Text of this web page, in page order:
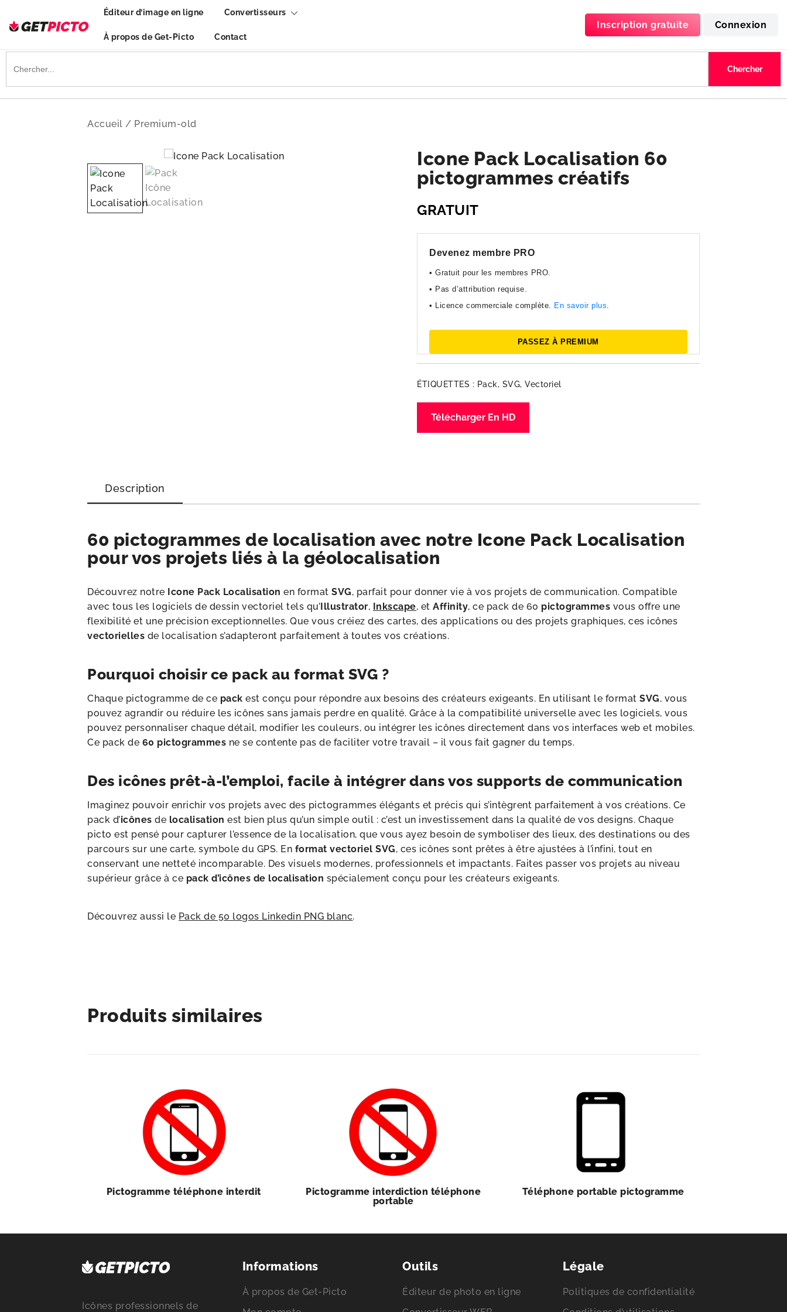
Picto gratuit pour tous vos projets créatifs
Éditeur d’image en ligne Convertisseurs
À propos de Get-Picto Contact
Inscription gratuite Connexion
Search
for:
Accueil / Premium-old
Icone Pack Localisation 60
pictogrammes créatifs
GRATUIT
Devenez membre PRO
• Gratuit pour les membres PRO.
• Pas d’attribution requise.
• Licence commerciale complète. En savoir plus.
PASSEZ À PREMIUM
ÉTIQUETTES : Pack, SVG, Vectoriel
Télécharger En HD
Description
60 pictogrammes de localisation avec notre Icone Pack Localisation
pour vos projets liés à la géolocalisation
Découvrez notre Icone Pack Localisation en formatSVG, parfait pour donner vie à vos projets de communication. Compatible
avec tous les logiciels de dessin vectoriel tels qu’Illustrator, Inkscape, etAffinity, ce pack de 60 pictogrammes vous offre une
flexibilité et une précision exceptionnelles. Que vous créiez des cartes, des applications ou des projets graphiques, ces icônes
vectorielles de localisation s’adapteront parfaitement à toutes vos créations.
Pourquoi choisir ce pack au format SVG ?
Chaque pictogramme de ce pack est conçu pour répondre aux besoins des créateurs exigeants. En utilisant le formatSVG, vous
pouvez agrandir ou réduire les icônes sans jamais perdre en qualité. Grâce à la compatibilité universelle avec les logiciels, vous
pouvez personnaliser chaque détail, modifier les couleurs, ou intégrer les icônes directement dans vos interfaces web et mobiles.
Ce pack de 60 pictogrammes ne se contente pas de faciliter votre travail – il vous fait gagner du temps.
Des icônes prêt-à-l’emploi, facile à intégrer dans vos supports de communication
Imaginez pouvoir enrichir vos projets avec des pictogrammes élégants et précis qui s’intègrent parfaitement à vos créations. Ce
pack d’icônes de localisation est bien plus qu’un simple outil : c’est un investissement dans la qualité de vos designs. Chaque
picto est pensé pour capturer l’essence de la localisation, que vous ayez besoin de symboliser des lieux, des destinations ou des
parcours sur une carte, symbole du GPS. En format vectoriel SVG, ces icônes sont prêtes à être ajustées à l’infini, tout en
conservant une netteté incomparable. Des visuels modernes, professionnels et impactants. Faites passer vos projets au niveau
supérieur grâce à ce pack d’icônes de localisation spécialement conçu pour les créateurs exigeants.
Découvrez aussi le Pack de 50 logos Linkedin PNG blanc.
Produits similaires
Pictogramme téléphone interdit
Pictogramme interdiction téléphone
portable
Téléphone portable pictogramme
Icônes professionnels de
Informations
À propos de Get-Picto
Outils
Éditeur de photo en ligne
Légale
Politiques de confidentialité